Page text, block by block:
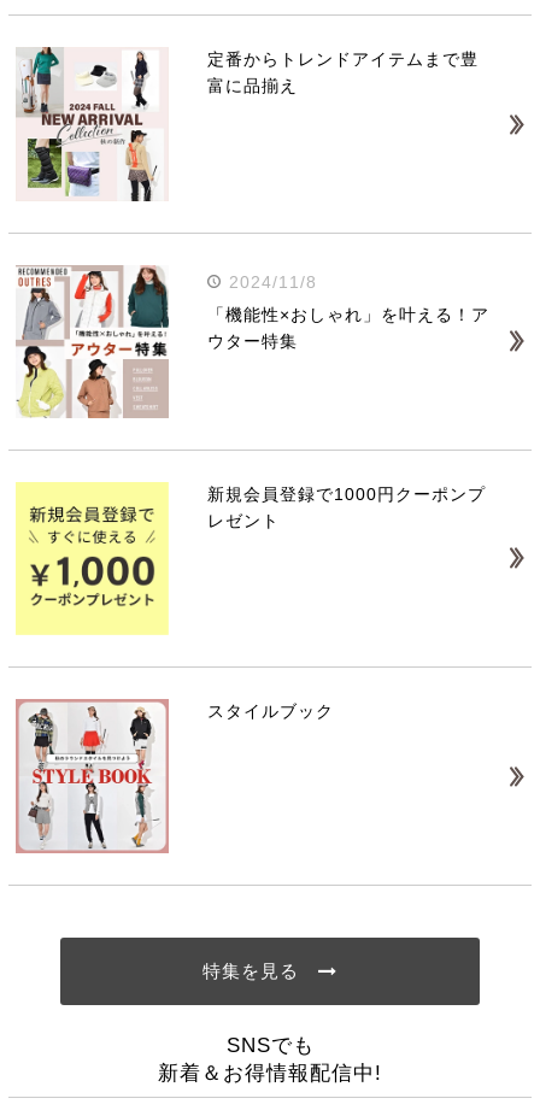
定番からトレンドアイテムまで豊
富に品揃え
2024/11/8
「機能性×おしゃれ」を叶える！ア
ウター特集
新規会員登録で1000円クーポンプ
レゼント
スタイルブック
特集を見る
SNSでも
新着＆お得情報配信中!